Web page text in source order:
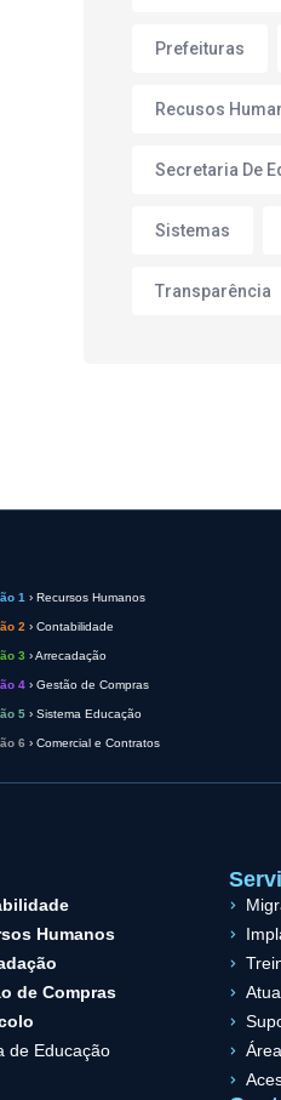
Prefeituras
Recusos
Secretaria De
Sistemas
Transparência
1› Recursos Humanos
2› Contabilidade
3 › Arrecadação
4› Gestão de Compras
5› Sistema Educação
6 › Comercial e Contratos
Humanos
de Compras
de Educação